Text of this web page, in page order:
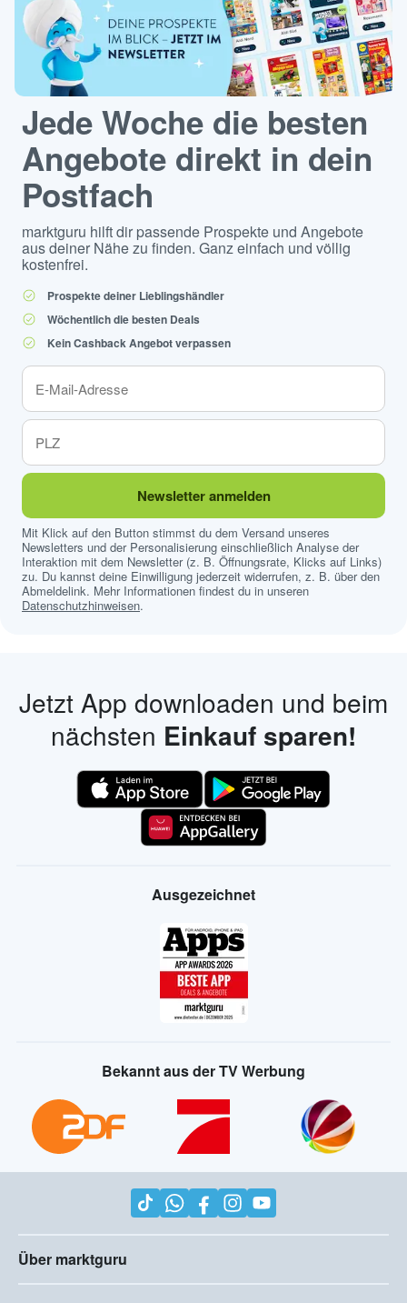
Jede Woche die besten
Angebote direkt in dein
Postfach
marktguru hilft dir passende Prospekte und Angebote
aus deiner Nähe zu finden. Ganz einfach und völlig
kostenfrei.
Prospekte deiner Lieblingshändler
Wöchentlich die besten Deals
Kein Cashback Angebot verpassen
Newsletter anmelden
Mit Klick auf den Button stimmst du dem Versand unseres
Newsletters und der Personalisierung einschließlich Analyse der
Interaktion mit dem Newsletter (z. B. Öffnungsrate, Klicks auf Links)
zu. Du kannst deine Einwilligung jederzeit widerrufen, z. B. über den
Abmeldelink. Mehr Informationen findest du in unseren
Datenschutzhinweisen.
Jetzt App downloaden und beim
nächsten Einkauf sparen!
Ausgezeichnet
Bekannt aus der TV Werbung
Über marktguru